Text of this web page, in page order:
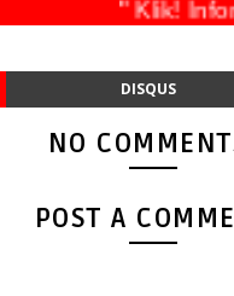
" Klik!
DISQUS
NO
POST A